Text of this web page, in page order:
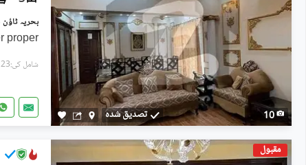
10 تصدیق شدہ
proper
شامل کی:23 گھنٹے پہل
مقبول